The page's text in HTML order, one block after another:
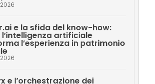
e la sfida del know-how:
artificiale
l’esperienza in patrimonio
e l’orchestrazione dei